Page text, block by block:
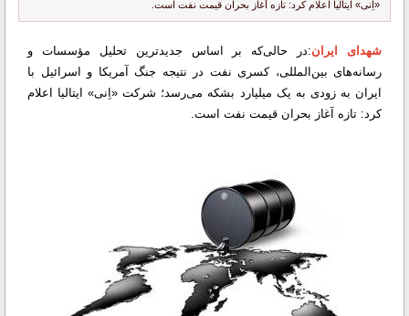
«اِنی» ایتالیا اعلام کرد: تازه آغاز بحران قیمت نفت است.
شهدای ایران:در حالی‌که بر اساس جدیدترین تحلیل مؤسسات و
رسانه‌های بین‌المللی، کسری نفت در نتیجه جنگ آمریکا و اسرائیل با
ایران به زودی به یک میلیارد بشکه می‌رسد؛ شرکت «اِنی» ایتالیا اعلام
کرد: تازه آغاز بحران قیمت نفت است.